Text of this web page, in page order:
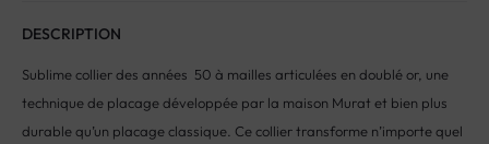
DESCRIPTION
Sublime collier des années 50 à mailles articulées en doublé or, une
technique de placage développée par la maison Murat et bien plus
durable qu’un placage classique. Ce collier transforme n’importe quel